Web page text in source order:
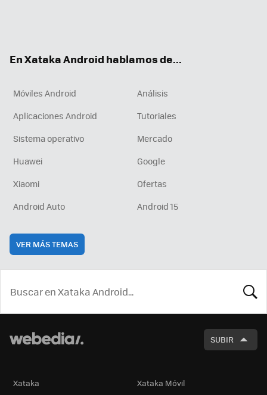
En Xataka Android hablamos de...
Móviles Android
Análisis
Aplicaciones Android
Tutoriales
Sistema operativo
Mercado
Huawei
Google
Xiaomi
Ofertas
Android Auto
Android 15
VER MÁS TEMAS
SUBIR
Xataka Xataka Móvil